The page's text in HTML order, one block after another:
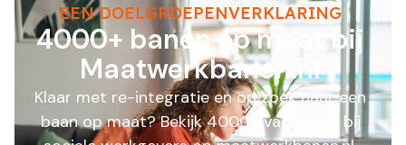
EEN DOELGROEPENVERKLARING
4000+ banen op maat bij
Maatwerkbanen.nl
Klaar met re-integratie en op zoek naar een
baan op maat? Bekijk 4000+ vacatures bij